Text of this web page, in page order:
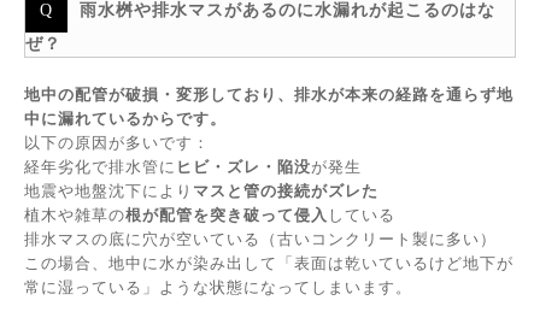
雨水桝や排水マスがあるのに水漏れが起こるのはな
ぜ？
地中の配管が破損・変形しており、排水が本来の経路を通らず地
中に漏れているからです。
以下の原因が多いです：
経年劣化で排水管に ヒビ・ズレ・陥没が発生
地震や地盤沈下により マスと管の接続がズレた
植木や雑草の根が配管を突き破って侵入 している
排水マスの底に穴が空いている（古いコンクリート製に多い）
この場合、地中に水が染み出して「表面は乾いているけど地下が
常に湿っている」ような状態になってしまいます。